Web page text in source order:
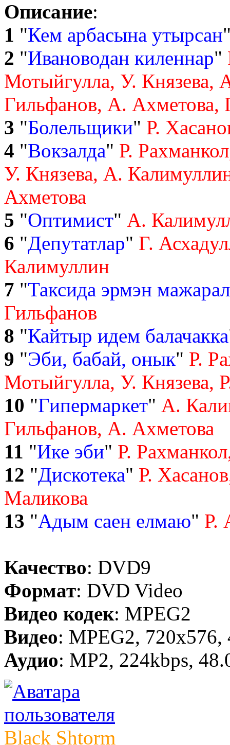
Описание:
1 "Кем арбасына утырсан
2 "Ивановодан киленнар"
Мотыйгулла, У. Князева,
Гильфанов, А. Ахметова,
3 "Болельщики" Р.
4 "Вокзалда" Р.
У. Князева, А.
Ахметова
5 "Оптимист" А.
6 "Депутатлар" Г.
Калимуллин
7 "Таксида эрмэн
Гильфанов
8 "Кайтыр идем балачакка
9 "Эби, бабай, онык" Р.
Мотыйгулла, У. Князева,
10 "Гипермаркет" А.
Гильфанов, А. Ахметова
11 "Ике эби" Р.
12 "Дискотека" Р.
Маликова
13 "Адым саен елмаю" Р.
Качество: DVD9
Формат: DVD Video
Видео кодек: MPEG2
Видео: MPEG2, 720x576,
Аудио: MP2, 224kbps,
Black Shtorm